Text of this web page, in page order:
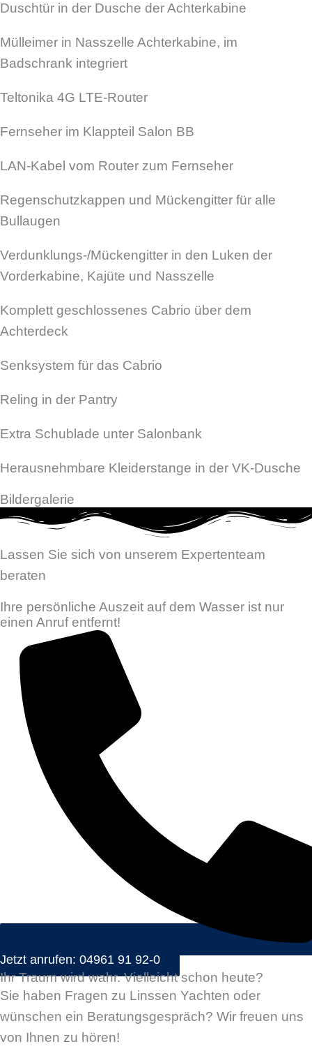
Duschtür in der Dusche der Achterkabine
Mülleimer in Nasszelle Achterkabine, im
Badschrank integriert
Teltonika 4G LTE-Router
Fernseher im Klappteil Salon BB
LAN-Kabel vom Router zum Fernseher
Regenschutzkappen und Mückengitter für alle
Bullaugen
Verdunklungs-/Mückengitter in den Luken der
Vorderkabine, Kajüte und Nasszelle
Komplett geschlossenes Cabrio über dem
Achterdeck
Senksystem für das Cabrio
Reling in der Pantry
Extra Schublade unter Salonbank
Herausnehmbare Kleiderstange in der VK-Dusche
Bildergalerie
Lassen Sie sich von unserem Expertenteam
beraten
Ihre persönliche Auszeit auf dem Wasser ist nur
einen Anruf entfernt!
Jetzt anrufen: 04961 91 92-0
Ihr Traum wird wahr. Vielleicht schon heute?
Sie haben Fragen zu Linssen Yachten oder
wünschen ein Beratungsgespräch? Wir freuen uns
von Ihnen zu hören!